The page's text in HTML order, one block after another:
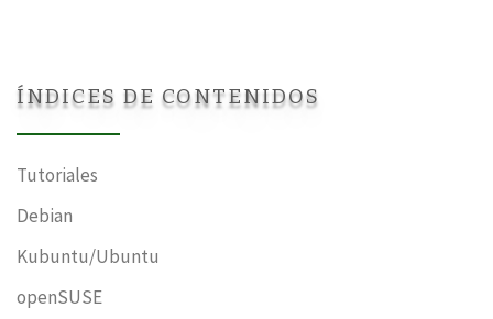
ÍNDICES DE CONTENIDOS
Tutoriales
Debian
Kubuntu/Ubuntu
openSUSE